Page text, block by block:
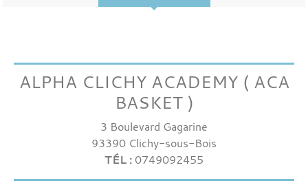
ALPHA CLICHY ACADEMY ( ACA
BASKET )
3 Boulevard Gagarine
93390 Clichy-sous-Bois
TÉL : 0749092455